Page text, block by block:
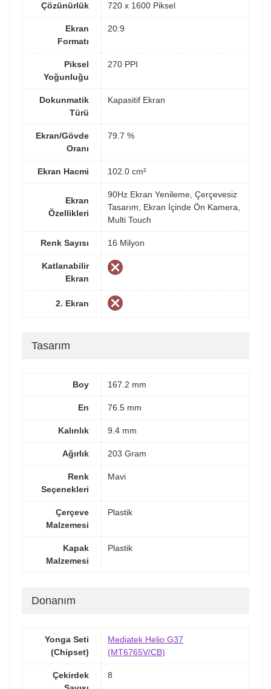
Çözünürlük 720 x 1600 Piksel
Ekran
Formatı
20:9
Piksel
Yoğunluğu
270 PPI
Dokunmatik
Türü
Kapasitif Ekran
Ekran/Gövde
Oranı
79.7 %
Ekran Hacmi 102.0 cm²
Ekran
Özellikleri
90Hz Ekran Yenileme, Çerçevesiz
Tasarım, Ekran İçinde Ön Kamera,
Multi Touch
Renk Sayısı 16 Milyon
Katlanabilir
Ekran
2. Ekran
Tasarım
Boy 167.2 mm
En 76.5 mm
Kalınlık 9.4 mm
Ağırlık 203 Gram
Renk
Seçenekleri
Mavi
Çerçeve
Malzemesi
Plastik
Kapak
Malzemesi
Plastik
Donanım
Yonga Seti
(Chipset)
Mediatek Helio G37
(MT6765V/CB)
Çekirdek
8